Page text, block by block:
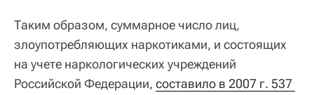
Таким образом, суммарное число лиц,
злоупотребляющих наркотиками, и состоящих
на учете наркологических учреждений
Российской Федерации, составило в 2007 г. 537